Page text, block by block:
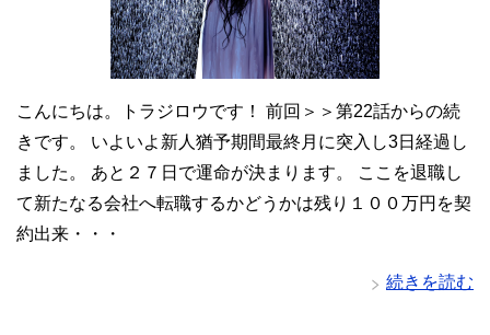
こんにちは。トラジロウです！ 前回＞＞第22話からの続
きです。 いよいよ新人猶予期間最終月に突入し3日経過し
ました。 あと２７日で運命が決まります。 ここを退職し
て新たなる会社へ転職するかどうかは残り１００万円を契
約出来・・・
続きを読む